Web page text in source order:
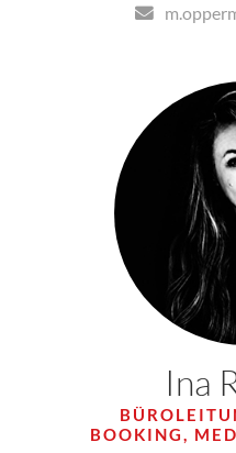
Ina
BOOKING,
Falls Sie Dokumente und